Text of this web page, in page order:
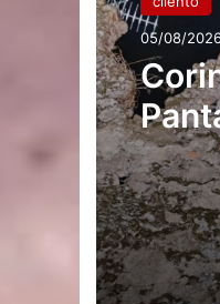
05/08/
e il